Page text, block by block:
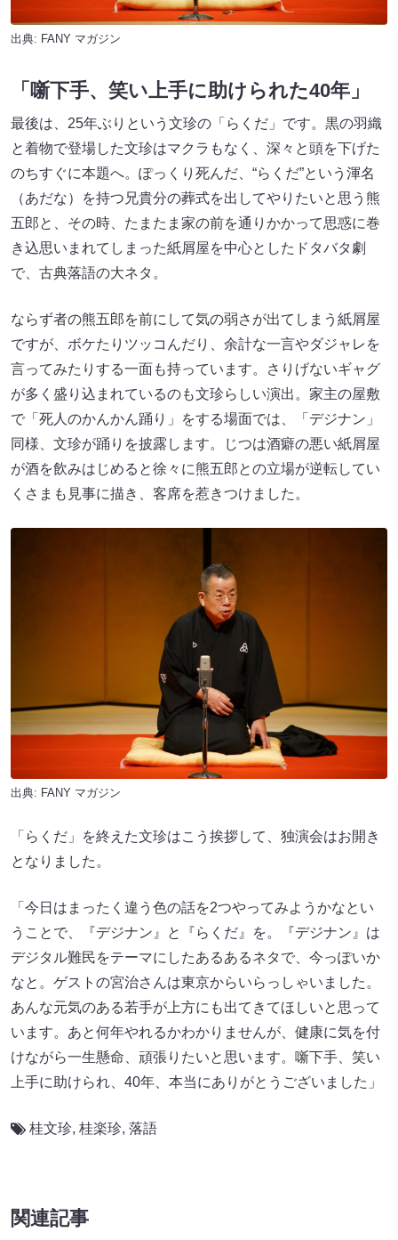
出典: FANY マガジン
「噺下手、笑い上手に助けられた40年」
最後は、25年ぶりという文珍の「らくだ」です。黒の羽織
と着物で登場した文珍はマクラもなく、深々と頭を下げた
のちすぐに本題へ。ぽっくり死んだ、“らくだ”という渾名
（あだな）を持つ兄貴分の葬式を出してやりたいと思う熊
五郎と、その時、たまたま家の前を通りかかって思惑に巻
き込思いまれてしまった紙屑屋を中心としたドタバタ劇
で、古典落語の大ネタ。
ならず者の熊五郎を前にして気の弱さが出てしまう紙屑屋
ですが、ボケたりツッコんだり、余計な一言やダジャレを
言ってみたりする一面も持っています。さりげないギャグ
が多く盛り込まれているのも文珍らしい演出。家主の屋敷
で「死人のかんかん踊り」をする場面では、「デジナン」
同様、文珍が踊りを披露します。じつは酒癖の悪い紙屑屋
が酒を飲みはじめると徐々に熊五郎との立場が逆転してい
くさまも見事に描き、客席を惹きつけました。
出典: FANY マガジン
「らくだ」を終えた文珍はこう挨拶して、独演会はお開き
となりました。
「今日はまったく違う色の話を2つやってみようかなとい
うことで、『デジナン』と『らくだ』を。『デジナン』は
デジタル難民をテーマにしたあるあるネタで、今っぽいか
なと。ゲストの宮治さんは東京からいらっしゃいました。
あんな元気のある若手が上方にも出てきてほしいと思って
います。あと何年やれるかわかりませんが、健康に気を付
けながら一生懸命、頑張りたいと思います。噺下手、笑い
上手に助けられ、40年、本当にありがとうございました」
桂文珍, 桂楽珍, 落語
関連記事